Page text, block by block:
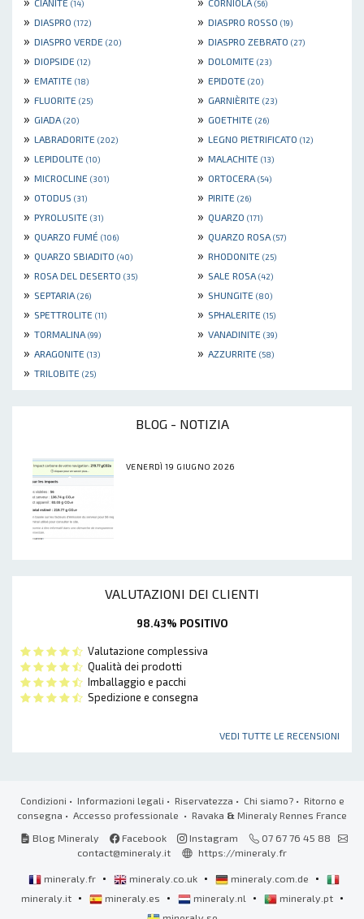
CIANITE (14) CORNIOLA (56)
» DIASPRO (172) » DIASPRO ROSSO (19)
» DIASPRO VERDE (20) » DIASPRO ZEBRATO (27)
» DIOPSIDE (12) » DOLOMITE (23)
» EMATITE (18) » EPIDOTE (20)
» FLUORITE (25) » GARNIÈRITE (23)
» GIADA (20) » GOETHITE (26)
» LABRADORITE (202) » LEGNO PIETRIFICATO (12)
» LEPIDOLITE (10) » MALACHITE (13)
» MICROCLINE (301) » ORTOCERA (54)
» OTODUS (31) » PIRITE (26)
» PYROLUSITE (31) » QUARZO (171)
» QUARZO FUMÉ (106) » QUARZO ROSA (57)
» QUARZO SBIADITO (40) » RHODONITE (25)
» ROSA DEL DESERTO (35) » SALE ROSA (42)
» SEPTARIA (26) » SHUNGITE (80)
» SPETTROLITE (11) » SPHALERITE (15)
» TORMALINA (99) » VANADINITE (39)
» ARAGONITE (13) » AZZURRITE (58)
» TRILOBITE (25)
BLOG - NOTIZIA
VENERDÌ 19 GIUGNO 2026
VALUTAZIONI DEI CLIENTI
98.43% POSITIVO
Valutazione complessiva
Qualità dei prodotti
Imballaggio e pacchi
Spedizione e consegna
VEDI TUTTE LE RECENSIONI
Condizioni • Informazioni legali • Riservatezza • Chi siamo?• Ritorno e
consegna • Accesso professionale • Ravaka & Mineraly Rennes France
Blog Mineraly
Facebook Instagram
07 67 76 45 88
contact@mineraly.it
https://mineraly.fr
mineraly.fr • mineraly.co.uk • mineraly.com.de •
mineraly.it • mineraly.es • mineraly.nl • mineraly.pt •